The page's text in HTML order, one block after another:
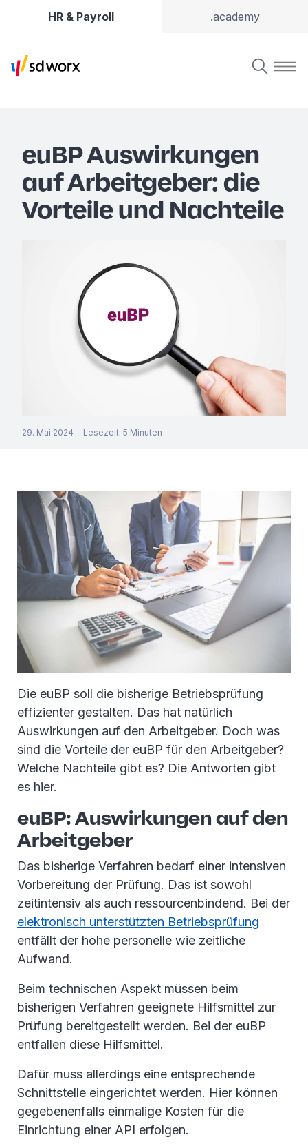
HR & Payroll .academy
euBP Auswirkungen
auf Arbeitgeber: die
Vorteile und Nachteile
29. Mai 2024 - Lesezeit: 5 Minuten
Die euBP soll die bisherige Betriebsprüfung
effizienter gestalten. Das hat natürlich
Auswirkungen auf den Arbeitgeber. Doch was
sind die Vorteile der euBP für den Arbeitgeber?
Welche Nachteile gibt es? Die Antworten gibt
es hier.
euBP: Auswirkungen auf den
Arbeitgeber
Das bisherige Verfahren bedarf einer intensiven
Vorbereitung der Prüfung. Das ist sowohl
zeitintensiv als auch ressourcenbindend. Bei der
elektronisch unterstützten Betriebsprüfung
entfällt der hohe personelle wie zeitliche
Aufwand.
Beim technischen Aspekt müssen beim
bisherigen Verfahren geeignete Hilfsmittel zur
Prüfung bereitgestellt werden. Bei der euBP
entfallen diese Hilfsmittel.
Dafür muss allerdings eine entsprechende
Schnittstelle eingerichtet werden. Hier können
gegebenenfalls einmalige Kosten für die
Einrichtung einer API erfolgen.